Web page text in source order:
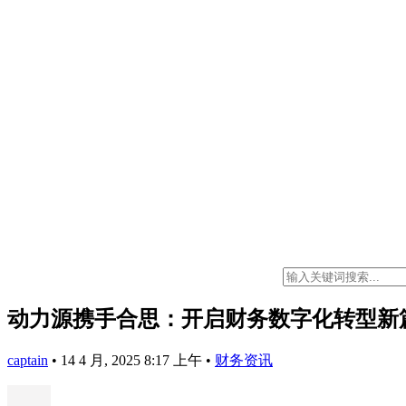
动力源携手合思：开启财务数字化转型新
captain • 14 4 月, 2025 8:17 上午 • 财务资讯